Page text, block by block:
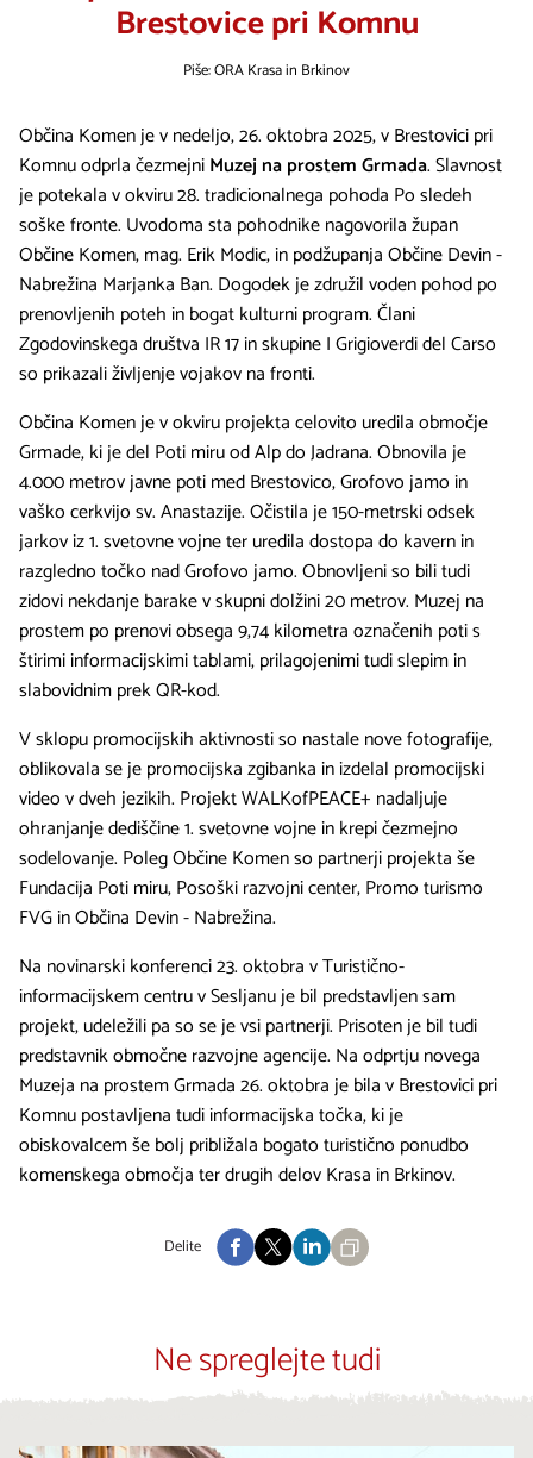
Brestovice pri Komnu
Piše: ORA Krasa in Brkinov
Občina Komen je v nedeljo, 26. oktobra 2025, v Brestovici pri
Komnu odprla čezmejniMuzej na prostem Grmada. Slavnost
je potekala v okviru 28. tradicionalnega pohoda Po sledeh
soške fronte. Uvodoma sta pohodnike nagovorila župan
Občine Komen, mag. Erik Modic, in podžupanja Občine Devin -
Nabrežina Marjanka Ban. Dogodek je združil voden pohod po
prenovljenih poteh in bogat kulturni program. Člani
Zgodovinskega društva IR 17 in skupine I Grigioverdi del Carso
so prikazali življenje vojakov na fronti.
Občina Komen je v okviru projekta celovito uredila območje
Grmade, ki je del Poti miru od Alp do Jadrana. Obnovila je
4.000 metrov javne poti med Brestovico, Grofovo jamo in
vaško cerkvijo sv. Anastazije. Očistila je 150-metrski odsek
jarkov iz 1. svetovne vojne ter uredila dostopa do kavern in
razgledno točko nad Grofovo jamo. Obnovljeni so bili tudi
zidovi nekdanje barake v skupni dolžini 20 metrov. Muzej na
prostem po prenovi obsega 9,74 kilometra označenih poti s
štirimi informacijskimi tablami, prilagojenimi tudi slepim in
slabovidnim prek QR-kod.
V sklopu promocijskih aktivnosti so nastale nove fotografije,
oblikovala se je promocijska zgibanka in izdelal promocijski
video v dveh jezikih. Projekt WALKofPEACE+ nadaljuje
ohranjanje dediščine 1. svetovne vojne in krepi čezmejno
sodelovanje. Poleg Občine Komen so partnerji projekta še
Fundacija Poti miru, Posoški razvojni center, Promo turismo
FVG in Občina Devin - Nabrežina.
Na novinarski konferenci 23. oktobra v Turistično-
informacijskem centru v Sesljanu je bil predstavljen sam
projekt, udeležili pa so se je vsi partnerji. Prisoten je bil tudi
predstavnik območne razvojne agencije. Na odprtju novega
Muzeja na prostem Grmada 26. oktobra je bila v Brestovici pri
Komnu postavljena tudi informacijska točka, ki je
obiskovalcem še bolj približala bogato turistično ponudbo
komenskega območja ter drugih delov Krasa in Brkinov.
Delite
Ne spreglejte tudi